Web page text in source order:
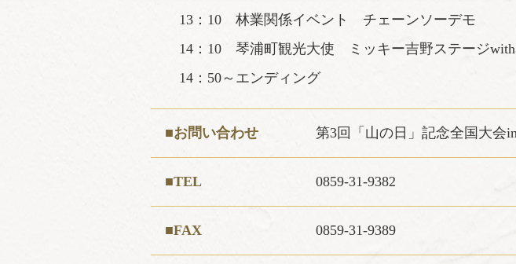
13：10 林業関係イベント チェーンソーデモ
14：10 琴浦町観光大使 ミッキー吉野ステージwith
14：50～エンディング
■お問い合わせ 第3回「山の日」記念全国大会
■TEL 0859-31-9382
■FAX 0859-31-9389